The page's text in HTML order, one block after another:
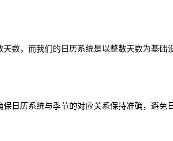
数，而我们的日历系统是以整数天数为基
日历系统与季节的对应关系保持准确，避免